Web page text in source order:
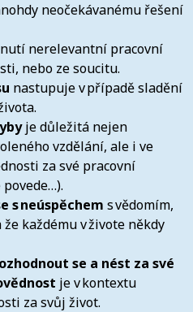
neočekávanému řešení
nerelevantní pracovní
nebo ze soucitu.
nastupuje v případě sladění
je důležitá nejen
vzdělání, ale i ve
za své pracovní
s neúspěchem s vědomím,
každému v živote někdy
se a nést za své
je v kontextu
za svůj život.